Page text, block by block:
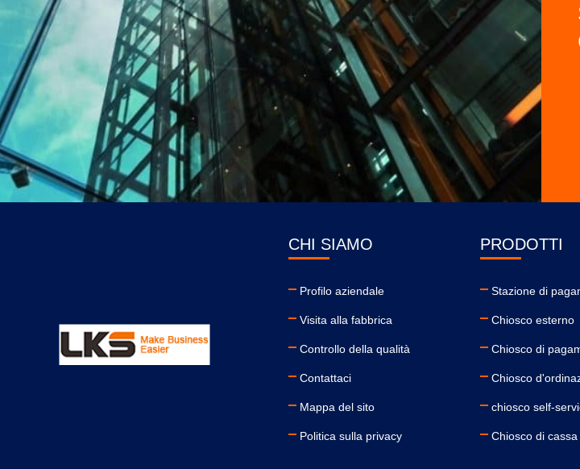
CHI SIAMO
Profilo aziendale
Visita alla fabbrica
Controllo della qualità
Contattaci
Mappa del sito
Politica sulla privacy
PRODOTTI
Stazione di
Chiosco esterno
Chiosco di
Chiosco
chiosco self-
Chiosco di